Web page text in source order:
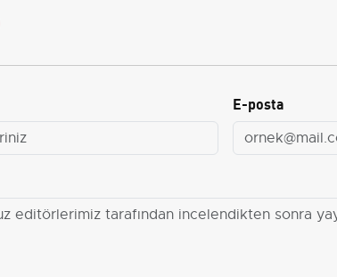
E-posta